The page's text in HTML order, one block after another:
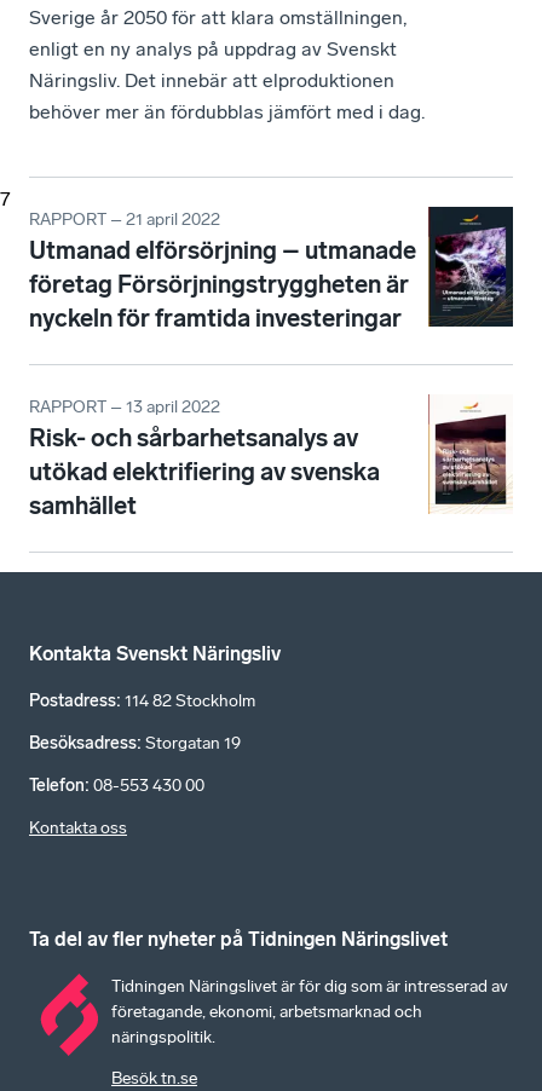
7
Sverige år 2050 för att klara omställningen,
enligt en ny analys på uppdrag av Svenskt
Näringsliv. Det innebär att elproduktionen
behöver mer än fördubblas jämfört med i dag.
RAPPORT – 21 april 2022
Utmanad elförsörjning – utmanade
företag Försörjningstryggheten är
nyckeln för framtida investeringar
RAPPORT – 13 april 2022
Risk- och sårbarhetsanalys av
utökad elektrifiering av svenska
samhället
Kontakta Svenskt Näringsliv
Postadress: 114 82 Stockholm
Besöksadress: Storgatan 19
Telefon: 08-553 430 00
Kontakta oss
Ta del av fler nyheter på Tidningen Näringslivet
Tidningen Näringslivet är för dig som är intresserad av
företagande, ekonomi, arbetsmarknad och
näringspolitik.
Besök tn.se